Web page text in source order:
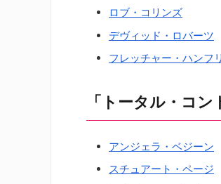
ロブ・コリンズ
デヴィッド・ロバーツ
フレッチャー・ハンフ
「トータル・コ
アンジェラ・ベジーン
スチュアート・ページ